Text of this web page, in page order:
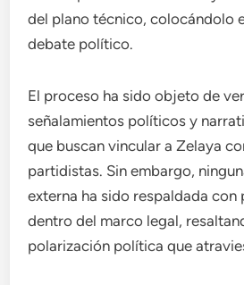
del plano técnico, colocándolo
debate político.
El proceso ha sido objeto de
señalamientos políticos y
que buscan vincular a Zelaya
partidistas. Sin embargo,
externa ha sido respaldada con
dentro del marco legal,
polarización política que